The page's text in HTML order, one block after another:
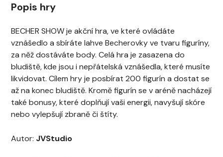
Popis hry
BECHER SHOW je akční hra, ve které ovládáte
vznášedlo a sbíráte lahve Becherovky ve tvaru figuríny,
za něž dostáváte body. Celá hra je zasazena do
bludiště, kde jsou i nepřátelská vznášedla, které musíte
likvidovat. Cílem hry je posbírat 200 figurín a dostat se
až na konec bludiště. Kromě figurín se v aréně nacházejí
také bonusy, které doplňují vaši energii, navyšují skóre
nebo vylepšují zbraně či štíty.
Autor: JVStudio